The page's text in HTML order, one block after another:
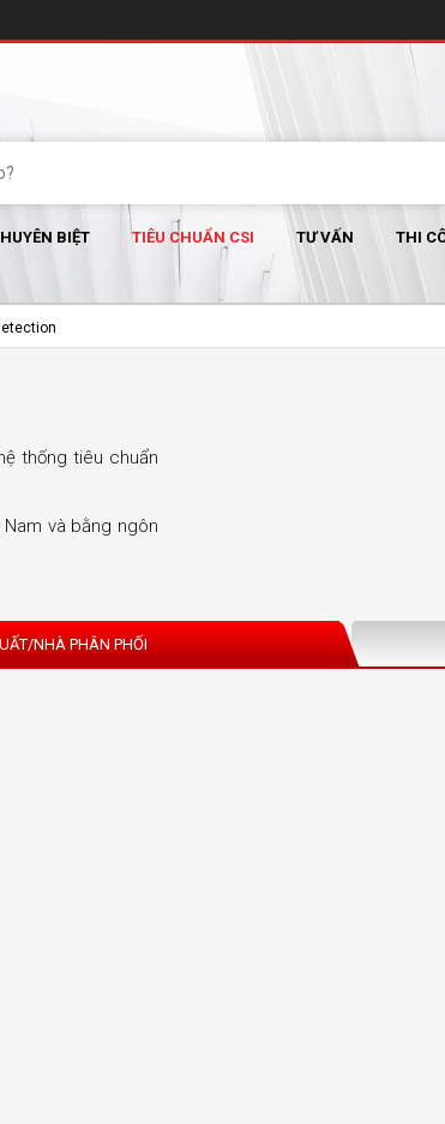
BIỆT TIÊU CHUẨN CSI TƯ VẤN THI
thống tiêu chuẩn
và bằng ngôn
NHÀ PHÂN PHỐI